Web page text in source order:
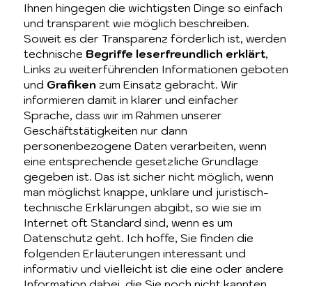
Ihnen hingegen die wichtigsten Dinge so einfach
und transparent wie möglich beschreiben.
Soweit es der Transparenz förderlich ist, werden
technische Begriffe leserfreundlich erklärt,
Links zu weiterführenden Informationen geboten
und Grafikenzum Einsatz gebracht. Wir
informieren damit in klarer und einfacher
Sprache, dass wir im Rahmen unserer
Geschäftstätigkeiten nur dann
personenbezogene Daten verarbeiten, wenn
eine entsprechende gesetzliche Grundlage
gegeben ist. Das ist sicher nicht möglich, wenn
man möglichst knappe, unklare und juristisch-
technische Erklärungen abgibt, so wie sie im
Internet oft Standard sind, wenn es um
Datenschutz geht. Ich hoffe, Sie finden die
folgenden Erläuterungen interessant und
informativ und vielleicht ist die eine oder andere